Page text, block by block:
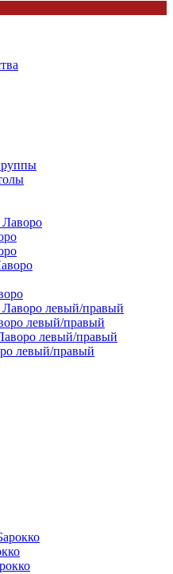
левый/правый
левый/правый
левый/правый
левый/правый